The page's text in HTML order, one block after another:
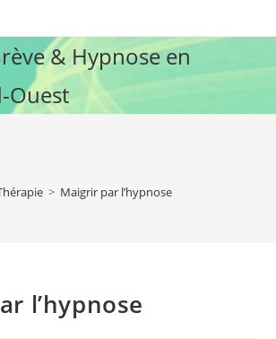
& Hypnose en
Ouest
> Maigrir par l’hypnose
l’hypnose